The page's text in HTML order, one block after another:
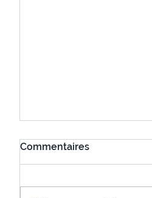
Commentaires